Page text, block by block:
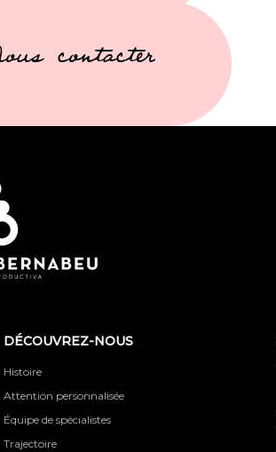
contacter
DÉCOUVREZ-NOUS
Histoire
Attention personnalisée
Équipe de spécialistes
Trajectoire